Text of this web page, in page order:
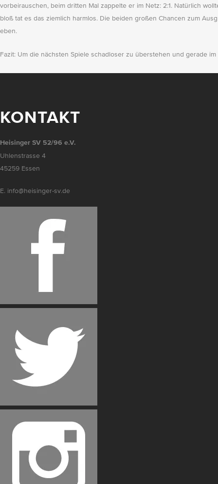
vorbeirauschen, beim dritten Mal zappelte er im Netz: 2:1. Natürlich
bloß tat es das ziemlich harmlos. Die beiden großen Chancen zum
eben.
Fazit: Um die nächsten Spiele schadloser zu überstehen und gerade
KONTAKT
Heisinger SV 52/96 e.V.
Uhlenstrasse 4
45259 Essen
E. info@heisinger-sv.de